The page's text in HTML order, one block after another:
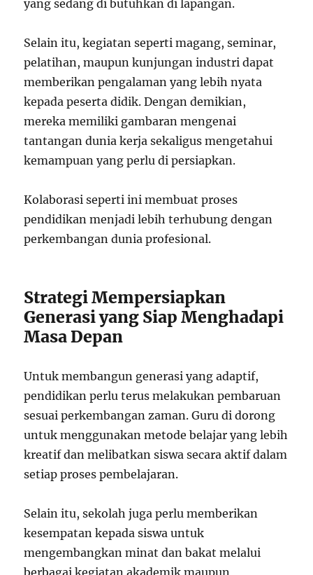
yang sedang di butuhkan di lapangan.
Selain itu, kegiatan seperti magang, seminar,
pelatihan, maupun kunjungan industri dapat
memberikan pengalaman yang lebih nyata
kepada peserta didik. Dengan demikian,
mereka memiliki gambaran mengenai
tantangan dunia kerja sekaligus mengetahui
kemampuan yang perlu di persiapkan.
Kolaborasi seperti ini membuat proses
pendidikan menjadi lebih terhubung dengan
perkembangan dunia profesional.
Strategi Mempersiapkan
Generasi yang Siap Menghadapi
Masa Depan
Untuk membangun generasi yang adaptif,
pendidikan perlu terus melakukan pembaruan
sesuai perkembangan zaman. Guru di dorong
untuk menggunakan metode belajar yang lebih
kreatif dan melibatkan siswa secara aktif dalam
setiap proses pembelajaran.
Selain itu, sekolah juga perlu memberikan
kesempatan kepada siswa untuk
mengembangkan minat dan bakat melalui
berbagai kegiatan akademik maupun